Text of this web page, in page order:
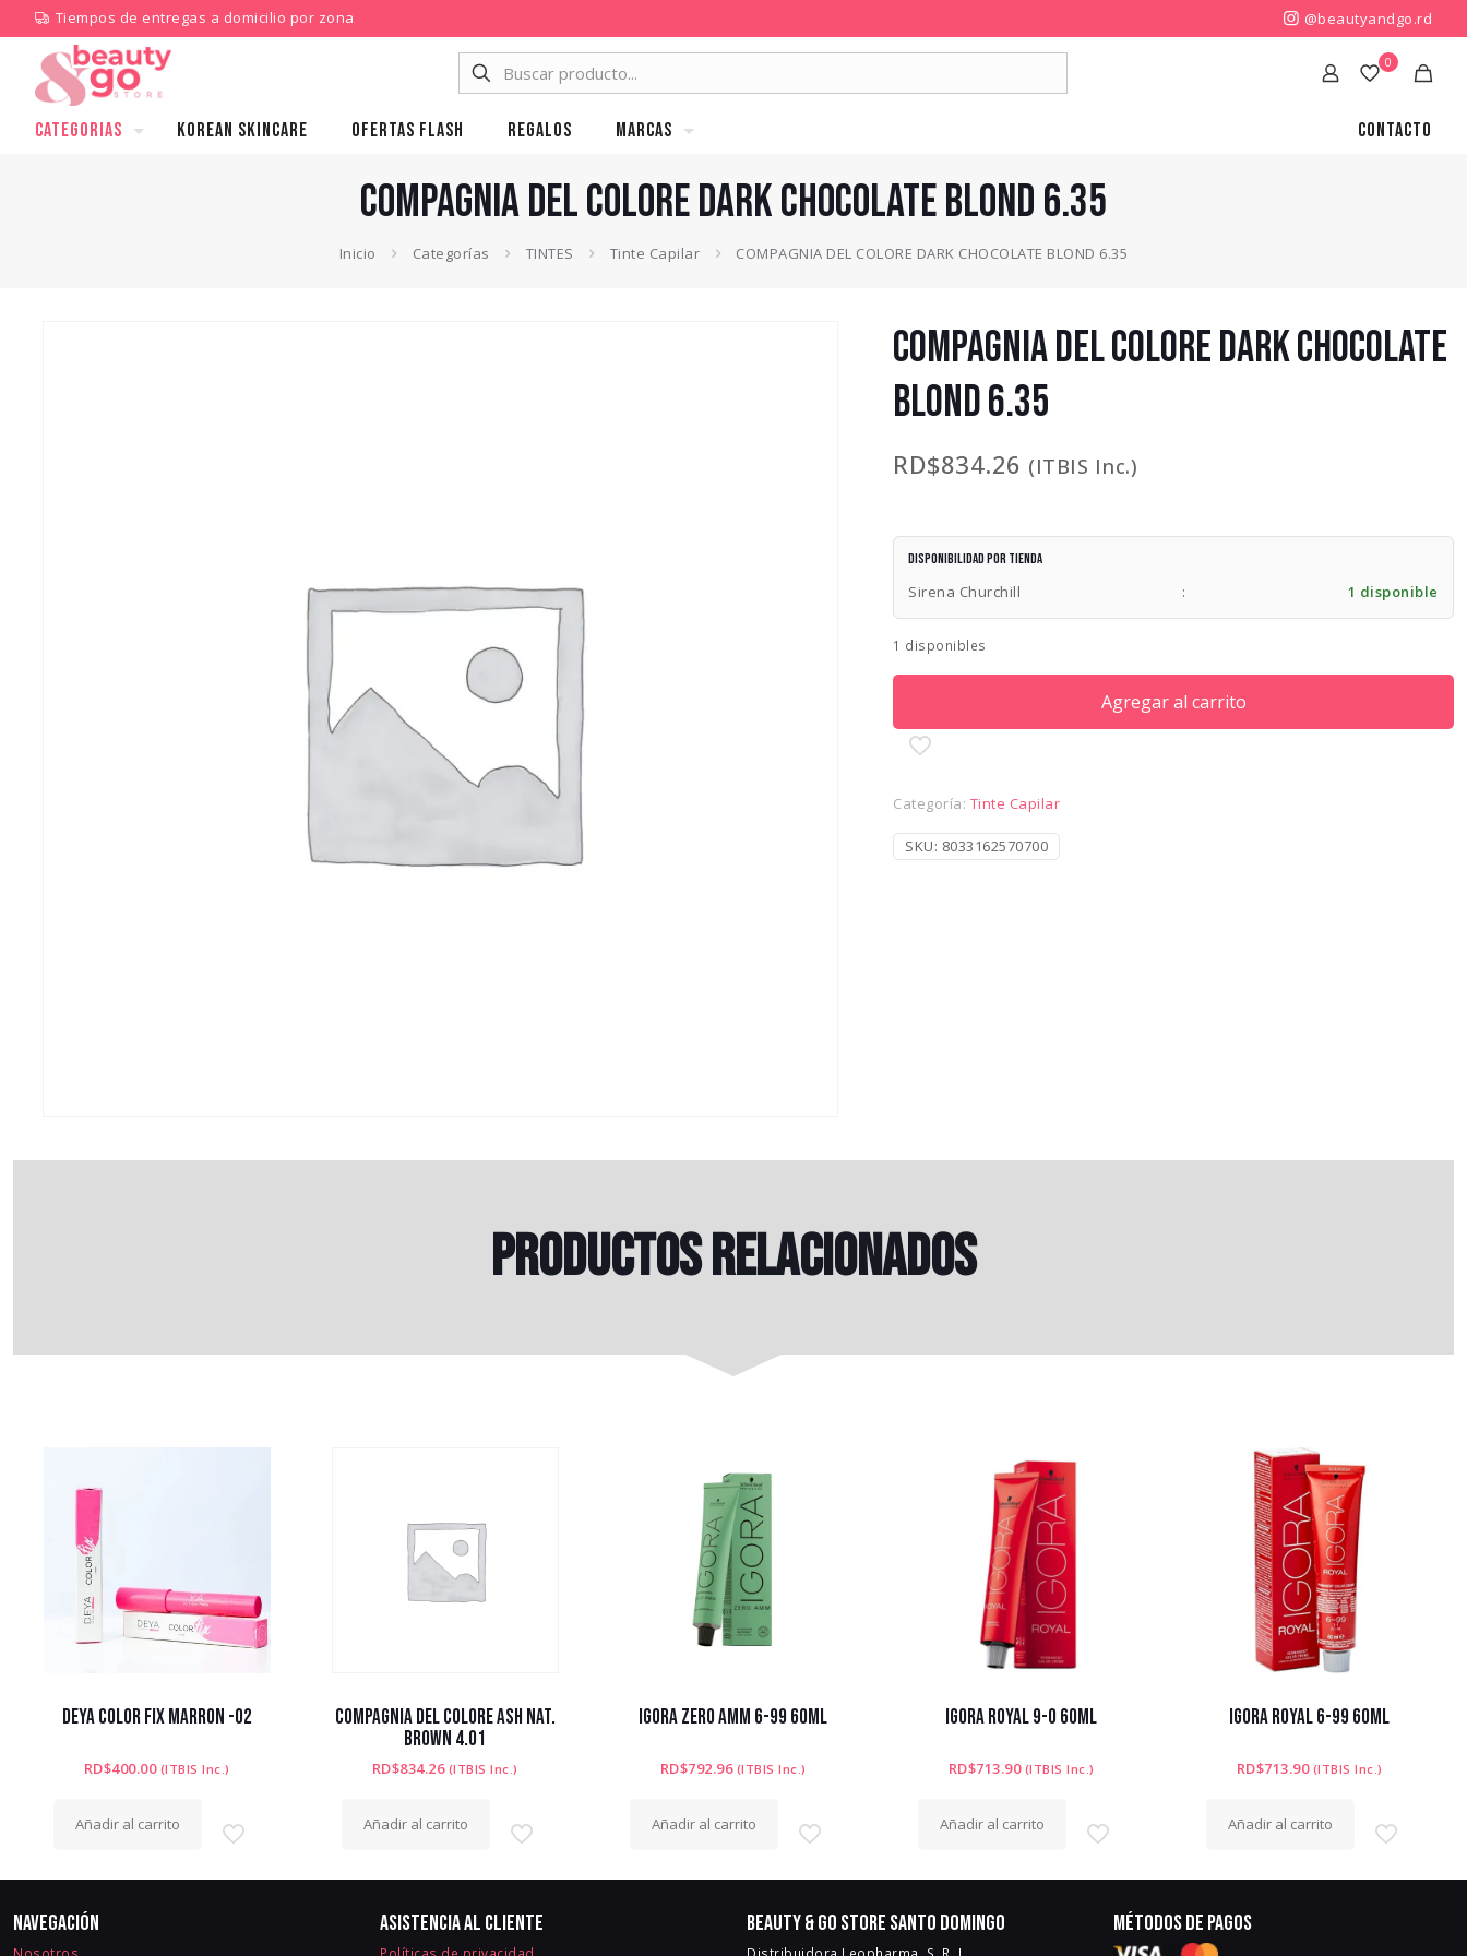
Tiempos de entregas a domicilio por zona @beautyandgo.rd
0
CATEGORIAS KOREAN SKINCARE Ofertas Flash Regalos MARCAS Contacto
COMPAGNIA DEL COLORE DARK CHOCOLATE BLOND 6.35
Inicio Categorías TINTES Tinte Capilar COMPAGNIA DEL COLORE DARK CHOCOLATE BLOND 6.35
COMPAGNIA DEL COLORE DARK CHOCOLATE
BLOND 6.35
RD$834.26 (ITBIS Inc.)
Disponibilidad por tienda
Sirena Churchill : 1 disponible
1 disponibles
Agregar al carrito
Categoría: Tinte Capilar
SKU: 8033162570700
Productos relacionados
DEYA COLOR FIX MARRON -02
RD$400.00 (ITBIS Inc.)
Añadir al carrito
COMPAGNIA DEL COLORE ASH NAT.
BROWN 4.01
RD$834.26 (ITBIS Inc.)
Añadir al carrito
IGORA ZERO AMM 6-99 60ML
RD$792.96 (ITBIS Inc.)
Añadir al carrito
IGORA ROYAL 9-0 60ML
RD$713.90 (ITBIS Inc.)
Añadir al carrito
IGORA ROYAL 6-99 60ML
RD$713.90 (ITBIS Inc.)
Añadir al carrito
Navegación
Nosotros
Asistencia al cliente
Políticas de privacidad
Beauty & Go Store Santo Domingo
Distribuidora Leopharma, S. R. L.
Métodos de pagos